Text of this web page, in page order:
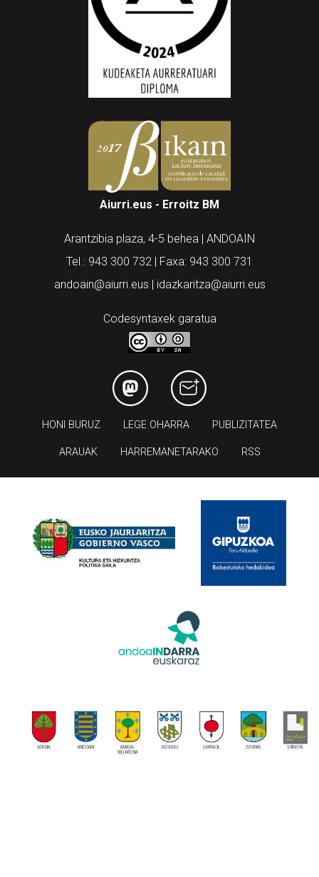
Aiurri.eus - Erroitz BM
Arantzibia plaza, 4-5 behea | ANDOAIN
Tel.: 943 300 732 | Faxa: 943 300 731
andoain@aiurri.eus | idazkaritza@aiurri.eus
Codesyntaxek garatua
HONI BURUZ LEGE OHARRA PUBLIZITATEA
ARAUAK HARREMANETARAKO RSS